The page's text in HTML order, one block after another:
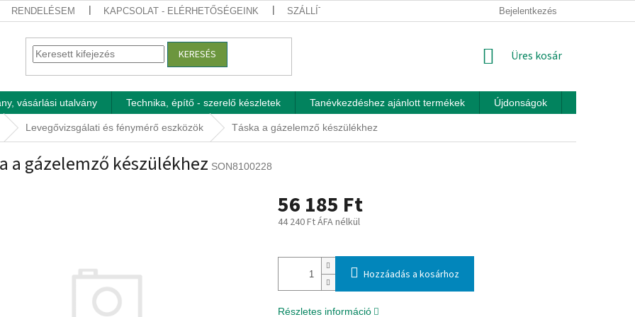
RENDELÉSEM KAPCSOLAT - ELÉRHETŐSÉGEINK SZÁLLÍTÁSI FELTÉTELEK ÜZLETI FELTÉTELEK (ÁSZF)
Bejelentkezés
KERESÉS KOSÁR
Üres kosár
vásárlási utalvány Technika, építő - szerelő készletek Tanévkezdéshez ajánlott termékek Újdonságok
Levegővizsgálati és fénymérő eszközök Táska a gázelemző készülékhez
a gázelemző készülékhez SON8100228
56 185 Ft
44 240 Ft ÁFA nélkül
Hozzáadás a kosárhoz
Részletes információ